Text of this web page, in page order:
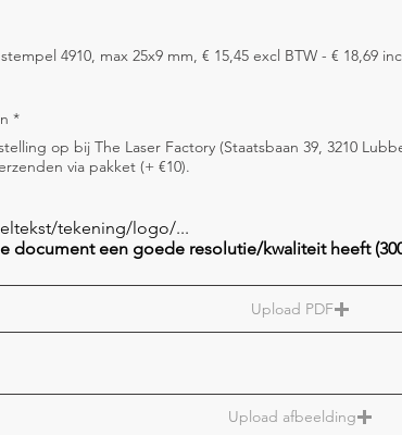
Rechthoekige stempel 4910, max 25x9 mm, € 15,45 excl BTW - €
*
op bij The Laser Factory (Staatsbaan 39, 3210
via pakket (+ €10).
tekening/logo/...
document een goede resolutie/kwaliteit heeft
Upload PDF
Upload afbeelding